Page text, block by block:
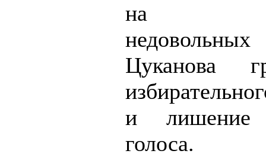
на
Цуканова
и
голоса.